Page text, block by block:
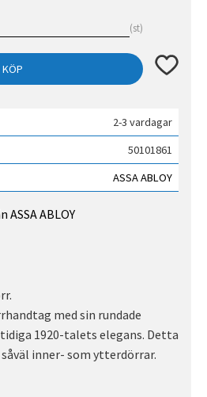
st
KÖP Lägg till
2-3 vardagar
50101861
ASSA ABLOY
ABLOY
med sin rundade
1920-talets elegans. Detta
inner- som ytterdörrar.